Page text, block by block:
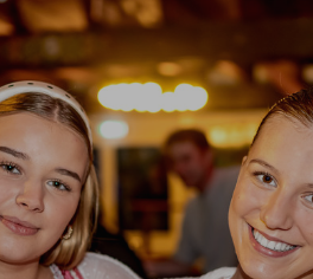
Angemeldet
Registrieren
Benutzername